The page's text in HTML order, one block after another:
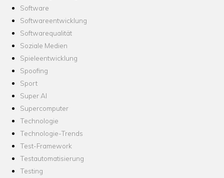
Software
Softwareentwicklung
Softwarequalität
Soziale Medien
Spieleentwicklung
Spoofing
Sport
Super AI
Supercomputer
Technologie
Technologie-Trends
Test-Framework
Testautomatisierung
Testing